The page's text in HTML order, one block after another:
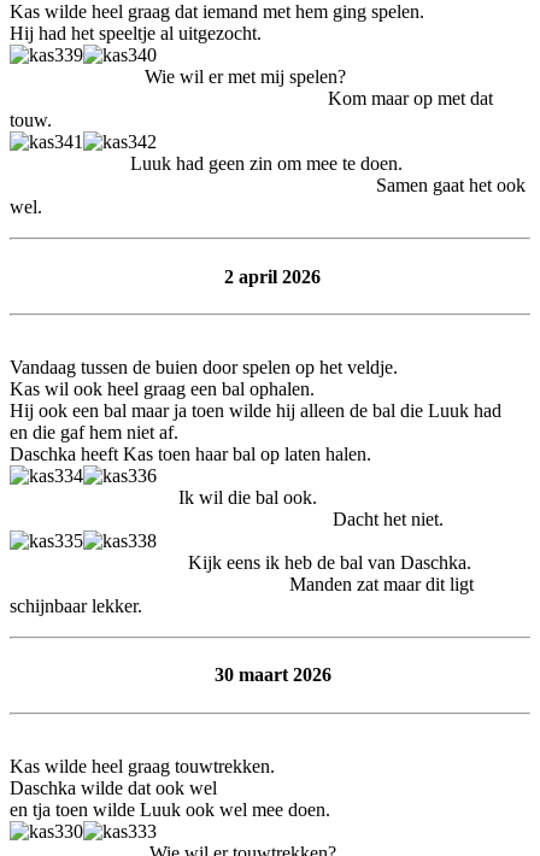
Kas wilde heel graag dat iemand met hem ging spelen.
Hij had het speeltje al uitgezocht.
Wie wil er met mij spelen?
Kom maar op met dat
touw.
Luuk had geen zin om mee te doen.
Samen gaat het ook
wel.
2 april 2026
Vandaag tussen de buien door spelen op het veldje.
Kas wil ook heel graag een bal ophalen.
Hij ook een bal maar ja toen wilde hij alleen de bal die Luuk had
en die gaf hem niet af.
Daschka heeft Kas toen haar bal op laten halen.
Ik wil die bal ook.
Dacht het niet.
Kijk eens ik heb de bal van Daschka.
Manden zat maar dit ligt
schijnbaar lekker.
30 maart 2026
Kas wilde heel graag touwtrekken.
Daschka wilde dat ook wel
en tja toen wilde Luuk ook wel mee doen.